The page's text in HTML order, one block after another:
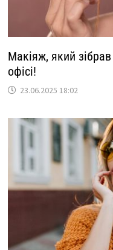
Макіяж, який
офісі!
23.06.2025 18:02